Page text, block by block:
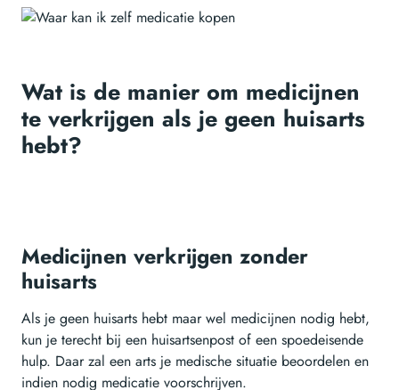
Wat is de manier om medicijnen
te verkrijgen als je geen huisarts
hebt?
Medicijnen verkrijgen zonder
huisarts
Als je geen huisarts hebt maar wel medicijnen nodig hebt,
kun je terecht bij een huisartsenpost of een spoedeisende
hulp. Daar zal een arts je medische situatie beoordelen en
indien nodig medicatie voorschrijven.